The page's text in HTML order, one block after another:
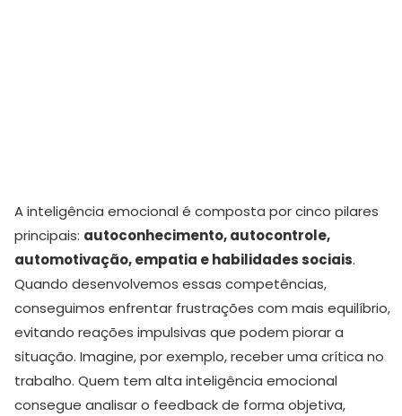
A inteligência emocional é composta por cinco pilares
principais: autoconhecimento, autocontrole,
automotivação, empatia e habilidades sociais.
Quando desenvolvemos essas competências,
conseguimos enfrentar frustrações com mais equilíbrio,
evitando reações impulsivas que podem piorar a
situação. Imagine, por exemplo, receber uma crítica no
trabalho. Quem tem alta inteligência emocional
consegue analisar o feedback de forma objetiva,